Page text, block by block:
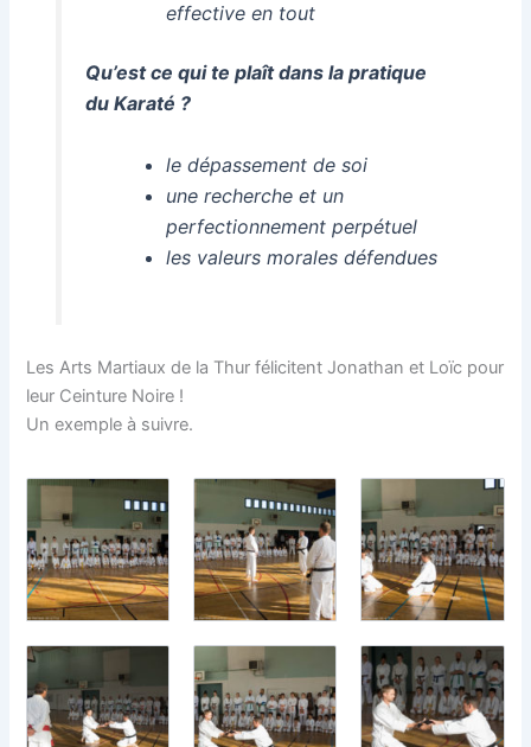
effective en tout
Qu’est ce qui te plaît dans la pratique
du Karaté ?
le dépassement de soi
une recherche et un
perfectionnement perpétuel
les valeurs morales défendues
Les Arts Martiaux de la Thur félicitent Jonathan et Loïc pour
leur Ceinture Noire !
Un exemple à suivre.